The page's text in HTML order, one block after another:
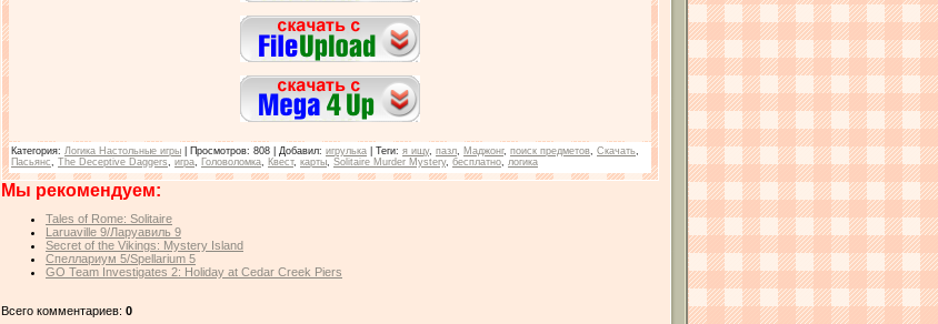
Категория: Логика Настольные игры Просмотров: 808 | Добавил: игрулька Теги: я ищу, пазл Маджонг, поиск предметов Скачать
Пасьянс
The Deceptive Daggers игра Головоломка Квест, карты Solitaire Murder Mystery, бесплатно логика
Мы рекомендуем:
Tales of Rome: Solitaire
Laruaville 9/Ларуавиль 9
Secret of the Vikings: Mystery Island
Спеллариум 5/Spellarium 5
GO Team Investigates 2: Holiday at Cedar Creek Piers
Всего комментариев: 0